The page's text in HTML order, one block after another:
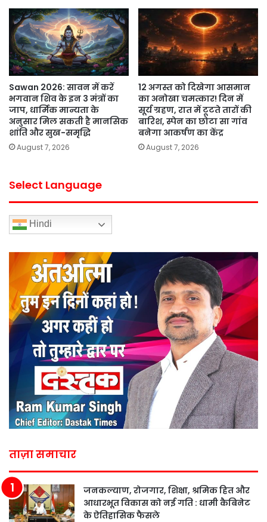
Sawan 2026: सावन में करें
भगवान शिव के इन 3 मंत्रों का
जाप, धार्मिक मान्यता के
अनुसार मिल सकती है मानसिक
शांति और सुख-समृद्धि
August 7, 2026
12 अगस्त को दिखेगा आसमान
का अनोखा चमत्कार! दिन में
सूर्य ग्रहण, रात में टूटते तारों की
बारिश, स्पेन का छोटा सा गांव
बनेगा आकर्षण का केंद्र
August 7, 2026
Select Language
Hindi
ताज़ा समाचार
जनकल्याण, रोजगार, शिक्षा, श्रमिक हित और
आधारभूत विकास को नई गति : धामी कैबिनेट
के ऐतिहासिक फैसले